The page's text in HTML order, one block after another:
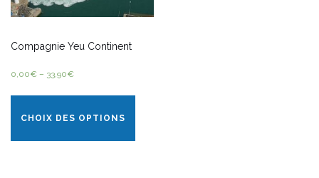
Compagnie Yeu Continent
0,00€ – 33,90€
CHOIX DES OPTIONS